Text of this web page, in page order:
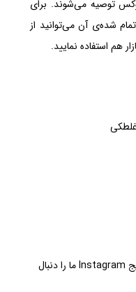
توصیه می‌شوند. برای
شده‌ی آن می‌توانید از
هم استفاده نمایید.
برای دیدن نمونه کارهای اجرا شده پیج Instagram ما را دنبال